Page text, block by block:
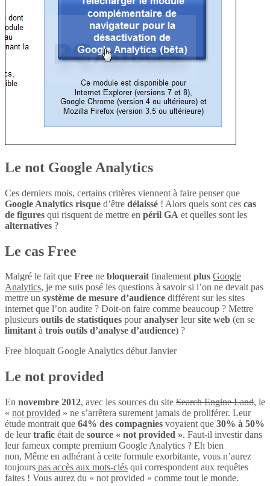
Le not Google Analytics
Ces derniers mois, certains critères viennent à faire penser que
Google Analytics risque d’être délaissé ! Alors quels sont ces cas
de figures qui risquent de mettre en péril GA et quelles sont les
alternatives ?
Le cas Free
Malgré le fait que Free ne bloqueraitfinalementplus Google
Analytics, je me suis posé les questions à savoir si l’on ne devait pas
mettre un système de mesure d’audience différent sur les sites
internet que l’on audite ? Doit-on faire comme beaucoup ? Mettre
plusieurs outils de statistiques pouranalyser leursite web (en se
limitantà trois outils d’analyse d’audience) ?
Free bloquait Google Analytics début Janvier
Le not provided
En novembre 2012, avec les sources du site Search Engine Land, le
« not provided » ne s’arrêtera surement jamais de proliférer. Leur
étude montrait que 64% des compagnies voyaient que 30% à 50%
de leurtrafic était de source « not provided ». Faut-il investir dans
leur fameux compte premium Google Analytics ? Eh bien
non, Même en adhérant à cette formule exorbitante, vous n’aurez
toujours pas accès aux mots-clés qui correspondent aux requêtes
faites ! Vous aurez du « not provided » comme tout le monde.